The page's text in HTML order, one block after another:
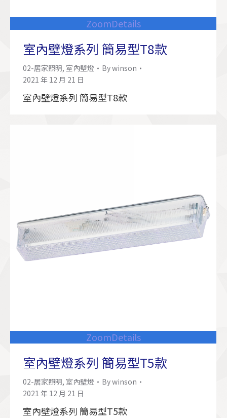
ZoomDetails
室內壁燈系列 簡易型T8款
02-居家照明, 室內壁燈 Bywinson
2021 年 12 月 21 日
室內壁燈系列 簡易型T8款
ZoomDetails
室內壁燈系列 簡易型T5款
02-居家照明, 室內壁燈 Bywinson
2021 年 12 月 21 日
室內壁燈系列 簡易型T5款